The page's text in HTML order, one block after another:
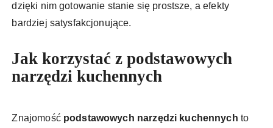
dzięki nim gotowanie stanie się prostsze, a efekty
bardziej satysfakcjonujące.
Jak korzystać z podstawowych
narzędzi kuchennych
Znajomość podstawowych narzędzi kuchennych to